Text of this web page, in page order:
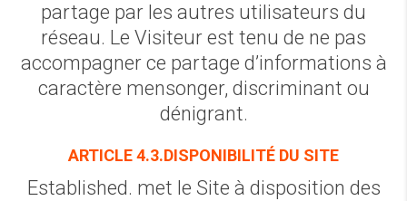
partage par les autres utilisateurs du
réseau. Le Visiteur est tenu de ne pas
accompagner ce partage d’informations à
caractère mensonger, discriminant ou
dénigrant.
ARTICLE 4.3.DISPONIBILITÉ DU SITE
Established. met le Site à disposition des